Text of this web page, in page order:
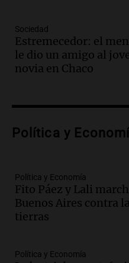
violó libertad
Mundial de
Panorama Federal
Episodios
programa de
Episodios
tras condiciones
Panorama Federal
Episodios
Audio.
cuando el padre
Sociedad
Estremecedor: el
le dio un amigo al
novia en Chaco
Política y
Política y Economía
Fito Páez y Lali
Buenos Aires contra
tierras
Política y Economía